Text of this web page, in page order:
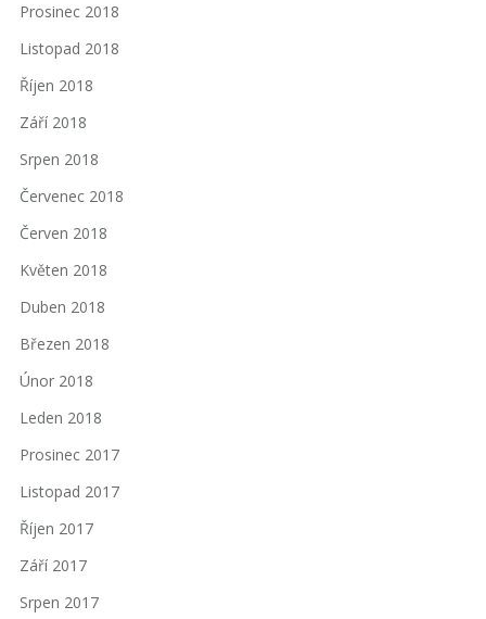
Prosinec 2018
Listopad 2018
Říjen 2018
Září 2018
Srpen 2018
Červenec 2018
Červen 2018
Květen 2018
Duben 2018
Březen 2018
Únor 2018
Leden 2018
Prosinec 2017
Listopad 2017
Říjen 2017
Září 2017
Srpen 2017